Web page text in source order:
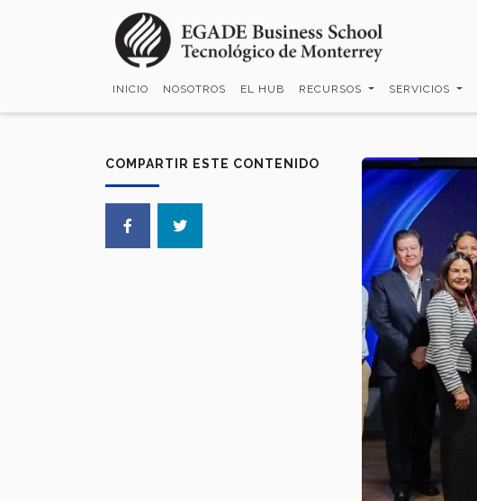
INICIO NOSOTROS EL HUB RECURSOS SERVICIOS
COMPARTIR ESTE CONTENIDO